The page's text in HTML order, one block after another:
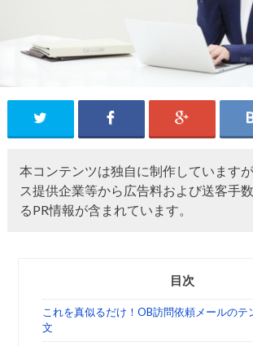
本コンテンツは独自に制作しています
ス提供企業等から広告料および送客手
るPR情報が含まれています。
目次
これを真似るだけ！OB訪問依頼メールのテ
文